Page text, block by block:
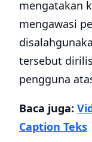
mengatakan
mengawasi
tersebut
pengguna
Baca juga:
Caption Teks